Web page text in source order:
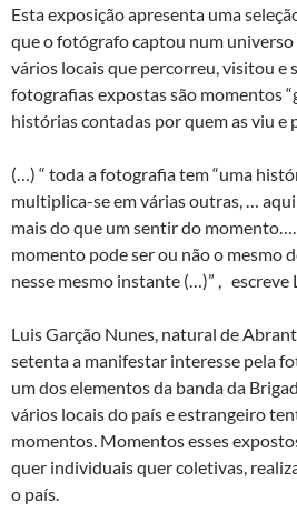
Esta exposição apresenta uma
que o fotógrafo captou num
vários locais que percorreu, visitou e
fotografias expostas são momentos
histórias contadas por quem as viu e
(…) “ toda a fotografia tem “uma
multiplica-se em várias outras, …
mais do que um sentir do momento….
momento pode ser ou não o mesmo
nesse mesmo instante (…)” , escreve
Luis Garção Nunes, natural de
setenta a manifestar interesse pela
um dos elementos da banda da
vários locais do país e estrangeiro
momentos. Momentos esses
quer individuais quer coletivas,
o país.